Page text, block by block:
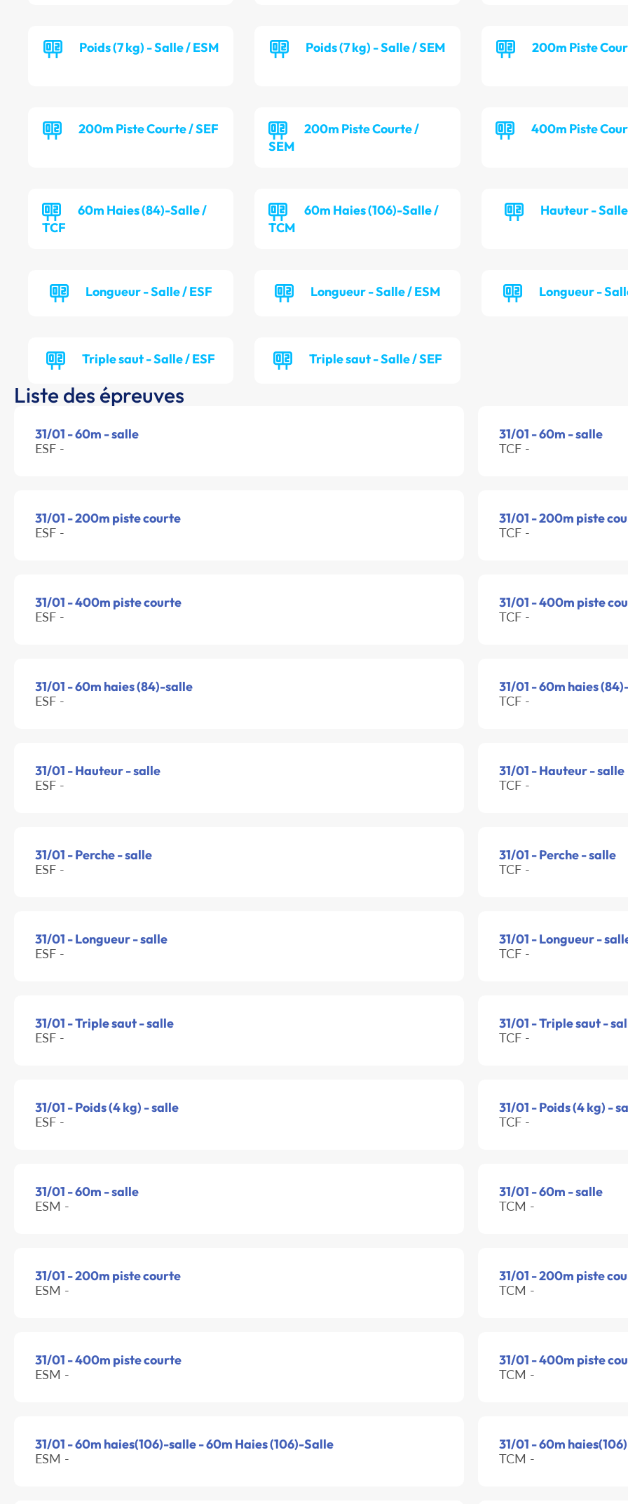
Poids (7 kg) - Salle / ESM Poids (7 kg) - Salle / SEM 200m Piste
200m Piste Courte / SEF
200m Piste Courte /
SEM
400m Piste
60m Haies (84)-Salle /
TCF
60m Haies (106)-Salle /
TCM
Hauteur -
Longueur - Salle / ESF Longueur - Salle / ESM Longueur -
Triple saut - Salle / ESF Triple saut - Salle / SEF
Liste des épreuves
31/01 - 60m - salle
ESF -
31/01 - 60m - salle
TCF -
31/01 - 200m piste courte
ESF -
31/01 - 200m piste
TCF -
31/01 - 400m piste courte
ESF -
31/01 - 400m piste
TCF -
31/01 - 60m haies (84)-salle
ESF -
31/01 - 60m haies
TCF -
31/01 - Hauteur - salle
ESF -
31/01 - Hauteur - salle
TCF -
31/01 - Perche - salle
ESF -
31/01 - Perche - salle
TCF -
31/01 - Longueur - salle
ESF -
31/01 - Longueur -
TCF -
31/01 - Triple saut - salle
ESF -
31/01 - Triple saut -
TCF -
31/01 - Poids (4 kg) - salle
ESF -
31/01 - Poids (4 kg) -
TCF -
31/01 - 60m - salle
ESM -
31/01 - 60m - salle
TCM -
31/01 - 200m piste courte
ESM -
31/01 - 200m piste
TCM -
31/01 - 400m piste courte
ESM -
31/01 - 400m piste
TCM -
31/01 - 60m haies(106)-salle - 60m Haies (106)-Salle
ESM -
31/01 - 60m
TCM -